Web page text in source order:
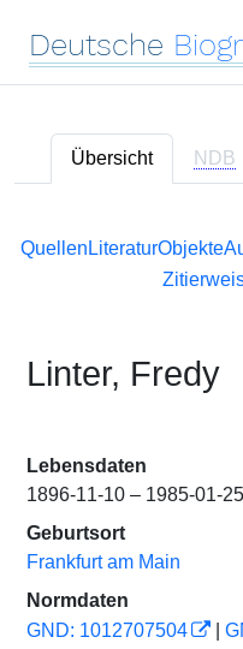
Deutsche
Übersicht NDB
Quellen LiteraturObjekte
Linter, Fredy
Lebensdaten
1896-11-10 – 1985-01-25
Geburtsort
Frankfurt am Main
Normdaten
GND: 1012707504